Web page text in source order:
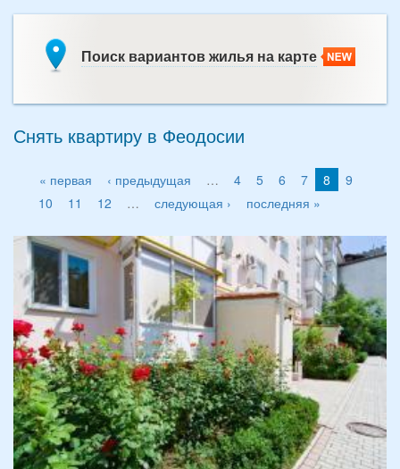
Поиск вариантов жилья на карте
Снять квартиру в Феодосии
« первая ‹ предыдущая … 4 5 6 7 8
9
10
11 12 … следующая › последняя »